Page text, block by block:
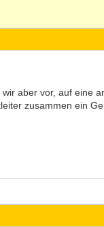
aber vor, auf eine
zusammen ein